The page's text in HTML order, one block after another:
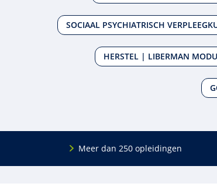
SOCIAAL PSYCHIATRISCH
HERSTEL | LIBERMAN
Meer dan 250 opleidingen